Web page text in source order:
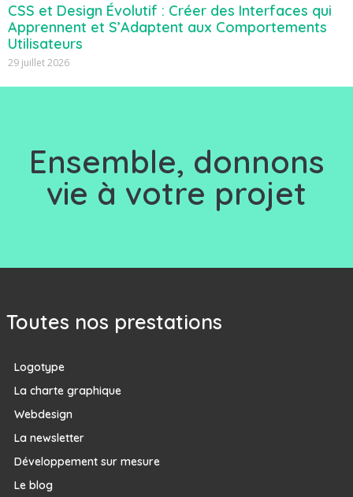
CSS et Design Évolutif : Créer des Interfaces qui
Apprennent et S’Adaptent aux Comportements
Utilisateurs
29 juillet 2026
Ensemble, donnons
vie à votre projet
Toutes nos prestations
Logotype
La charte graphique
Webdesign
La newsletter
Développement sur mesure
Le blog